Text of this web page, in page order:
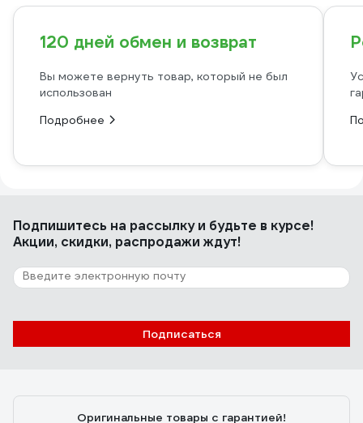
120 дней обмен и возврат
Вы можете вернуть товар, который не был
использован
Подробнее
Подпишитесь на рассылкуи будьте в курсе!
Акции, скидки, распродажи ждут!
Подписаться
Оригинальные товары с гарантией!